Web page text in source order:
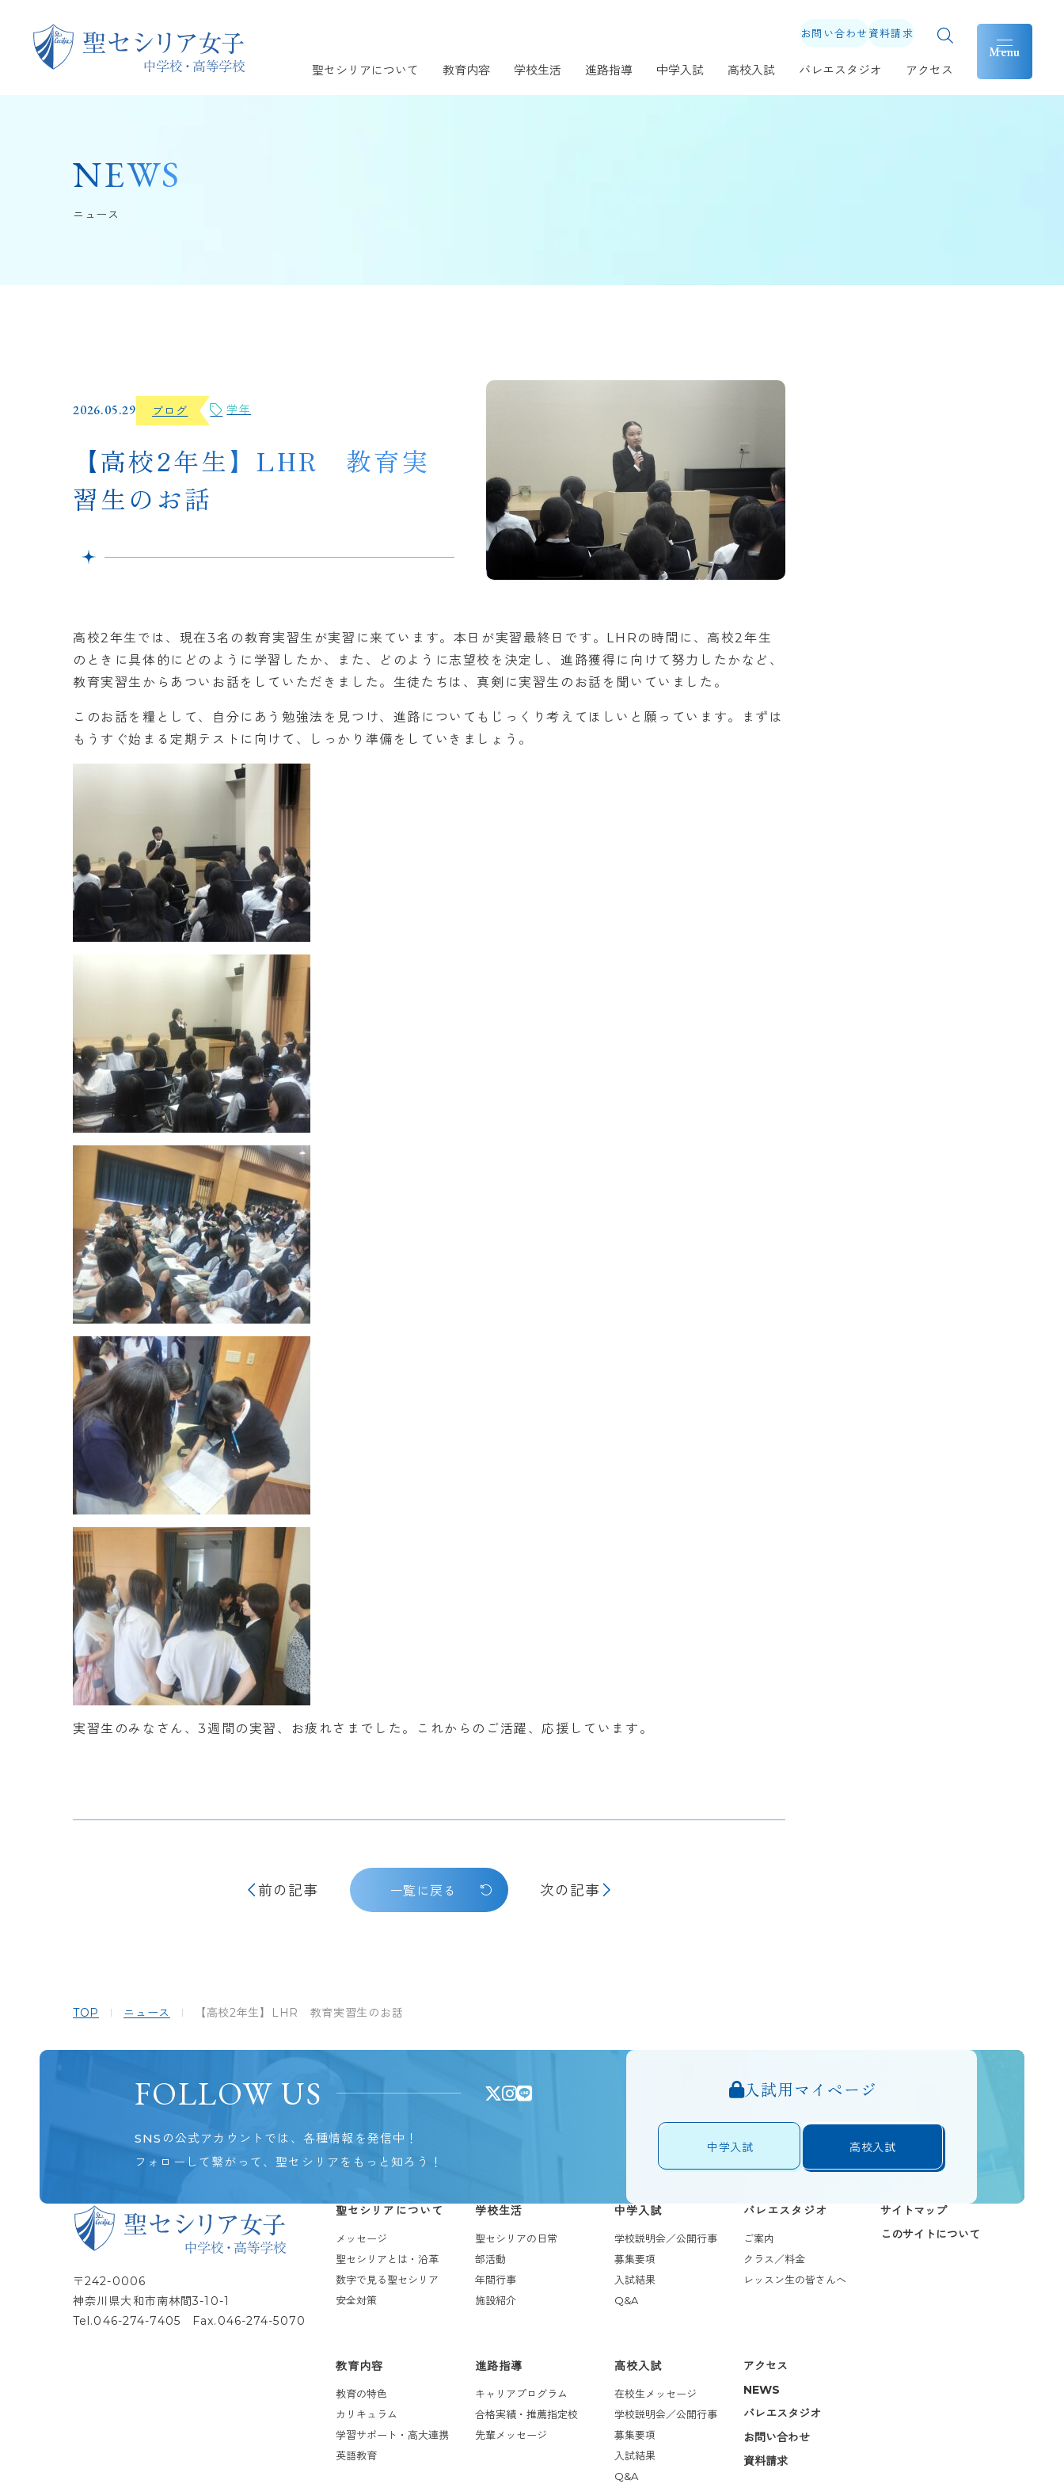
聖セシリアについて 教育内容 学校生活 進路指導 中学入試 高校入試 バレエスタジオ アクセス
お問い合わせ 資料請求
NEWS
ニュース
2026.05.29 ブログ 学年
【高校2年生】LHR 教育実
習生のお話
高校2年生では、現在3名の教育実習生が実習に来ています。本日が実習最終日です。LHRの時間に、高校2年生
のときに具体的にどのように学習したか、また、どのように志望校を決定し、進路獲得に向けて努力したかなど、
教育実習生からあついお話をしていただきました。生徒たちは、真剣に実習生のお話を聞いていました。
このお話を糧として、自分にあう勉強法を見つけ、進路についてもじっくり考えてほしいと願っています。まずは
もうすぐ始まる定期テストに向けて、しっかり準備をしていきましょう。
実習生のみなさん、3週間の実習、お疲れさまでした。これからのご活躍、応援しています。
前の記事 一覧に戻る 次の記事
TOP ニュース 【高校2年生】LHR 教育実習生のお話
FOLLOW US
SNSの公式アカウントでは、各種情報を発信中！
フォローして繋がって、聖セシリアをもっと知ろう！
入試用マイページ
中学入試 高校入試
〒242-0006
神奈川県大和市南林間3-10-1
Tel.046-274-7405 Fax.046-274-5070
聖セシリアについて
メッセージ
聖セシリアとは・沿革
数字で見る聖セシリア
安全対策
教育内容
教育の特色
カリキュラム
学習サポート・高大連携
英語教育
学校生活
聖セシリアの日常
部活動
年間行事
施設紹介
進路指導
キャリアプログラム
合格実績・推薦指定校
先輩メッセージ
中学入試
学校説明会／公開行事
募集要項
入試結果
Q&A
高校入試
在校生メッセージ
学校説明会／公開行事
募集要項
入試結果
Q&A
バレエスタジオ
ご案内
クラス／料金
レッスン生の皆さんへ
アクセス
NEWS
バレエスタジオ
お問い合わせ
資料請求
サイトマップ
このサイトについて